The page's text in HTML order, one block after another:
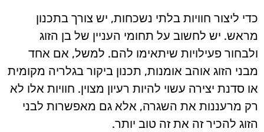
כדי ליצור חוויות בלתי נשכחות, יש צורך בתכנון
מראש. יש לחשוב על תחומי העניין של בן הזוג
ולבחור פעילויות שיתאימו להם. למשל, אם אחד
מבני הזוג אוהב אומנות, תכנון ביקור בגלריה מקומית
או סדנת יצירה עשוי להיות רעיון מצוין. חוויות אלו לא
רק מרעננות את השגרה, אלא גם מאפשרות לבני
הזוג להכיר זה את זה טוב יותר.